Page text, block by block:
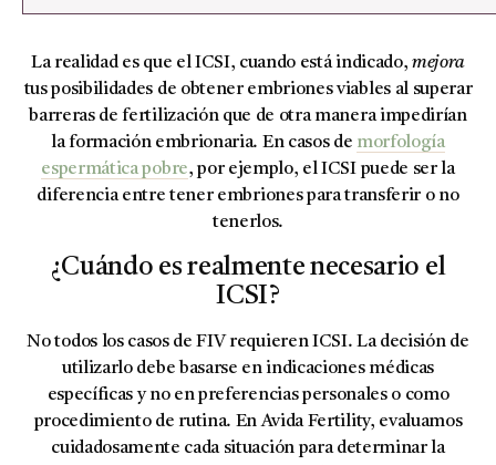
La realidad es que el ICSI, cuando está indicado, mejora
tus posibilidades de obtener embriones viables al superar
barreras de fertilización que de otra manera impedirían
la formación embrionaria. En casos de morfología
espermática pobre, por ejemplo, el ICSI puede ser la
diferencia entre tener embriones para transferir o no
tenerlos.
¿Cuándo es realmente necesario el
ICSI?
No todos los casos de FIV requieren ICSI. La decisión de
utilizarlo debe basarse en indicaciones médicas
específicas y no en preferencias personales o como
procedimiento de rutina. En Avida Fertility, evaluamos
cuidadosamente cada situación para determinar la